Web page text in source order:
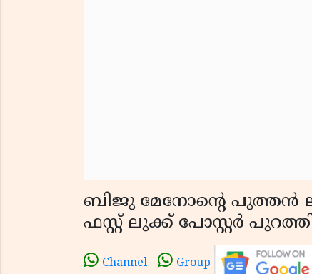
ബിജു മേനോൻ്റെ
ഫസ്റ്റ് ലുക്ക് പോസ്റ്റർ
Channel Group